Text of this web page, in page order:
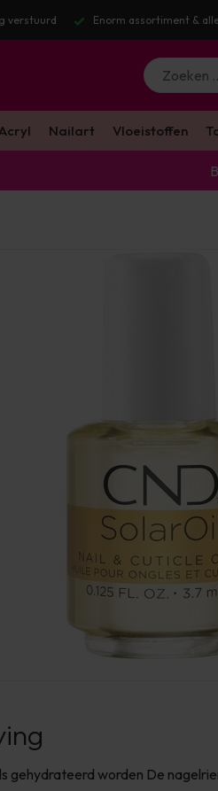
verstuurd Enorm assortiment &
Nailart Vloeistoffen
gehydrateerd worden De